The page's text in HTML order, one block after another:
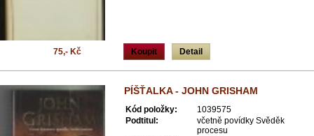
Koupit Detail
75,- Kč
PÍŠŤALKA - JOHN GRISHAM
Kód položky:
1039575
Podtitul:
včetně povídky Svěděk
procesu